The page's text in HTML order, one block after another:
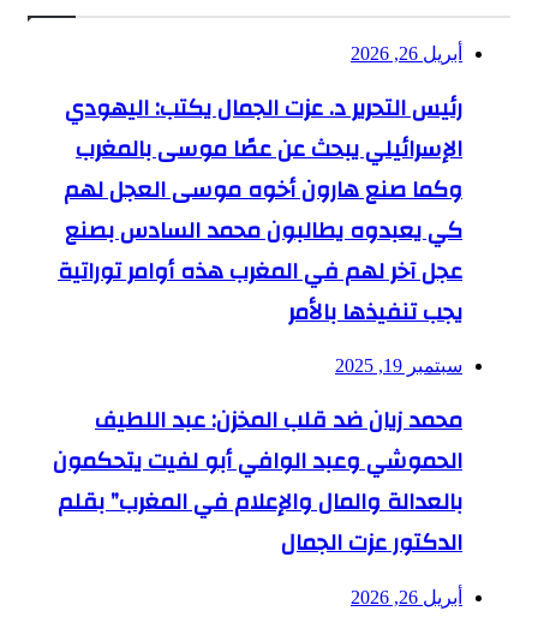
رئيس التحرير د. عزت الجمال يكتب: اليهودي
الإسرائيلي يبحث عن عصًا موسى بالمغرب
وكما صنع هارون أخوه موسى العجل لهم
كي يعبدوه يطالبون محمد السادس بصنع
عجل آخر لهم في المغرب هذه أوامر توراتية
يجب تنفيذها بالأمر
سبتمبر 19, 2025
محمد زيان ضد قلب المخزن: عبد اللطيف
الحموشي وعبد الوافي أبو لفيت يتحكمون
بالعدالة والمال والإعلام في المغرب” بقلم
الدكتور عزت الجمال